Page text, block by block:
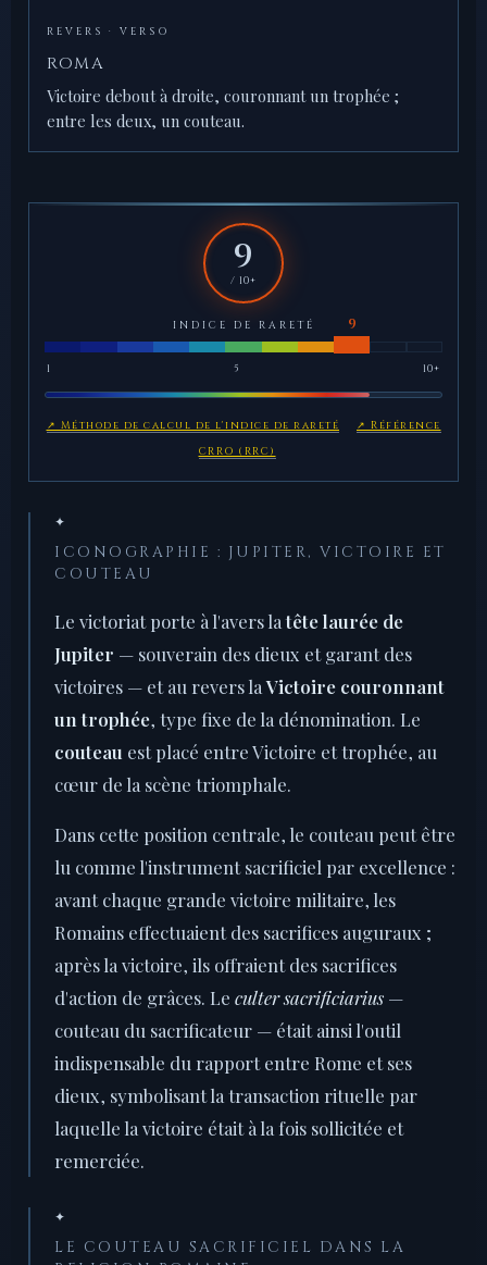
REVERS · VERSO
ROMA
Victoire debout à droite, couronnant un trophée ;
entre les deux, un couteau.
9
/ 10+
INDICE DE RARETÉ
1 5 10+
↗ Méthode de calcul de l'indice de rareté
↗ Référence
CRRO (RRC)
✦
ICONOGRAPHIE : JUPITER, VICTOIRE ET
COUTEAU
Le victoriat porte à l'avers latête laurée de
Jupiter — souverain des dieux et garant des
victoires — et au revers laVictoire couronnant
un trophée, type fixe de la dénomination. Le
couteau est placé entre Victoire et trophée, au
cœur de la scène triomphale.
Dans cette position centrale, le couteau peut être
lu comme l'instrument sacrificiel par excellence :
avant chaque grande victoire militaire, les
Romains effectuaient des sacrifices auguraux ;
après la victoire, ils offraient des sacrifices
d'action de grâces. Le culter sacrificiarius —
couteau du sacrificateur — était ainsi l'outil
indispensable du rapport entre Rome et ses
dieux, symbolisant la transaction rituelle par
laquelle la victoire était à la fois sollicitée et
remerciée.
✦
LE COUTEAU SACRIFICIEL DANS LA